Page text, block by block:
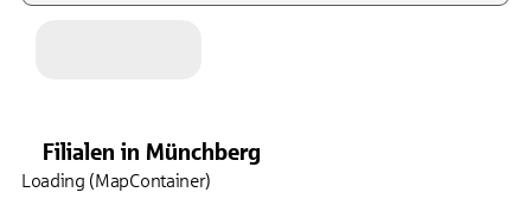
Filialen in Münchberg
Loading (MapContainer)